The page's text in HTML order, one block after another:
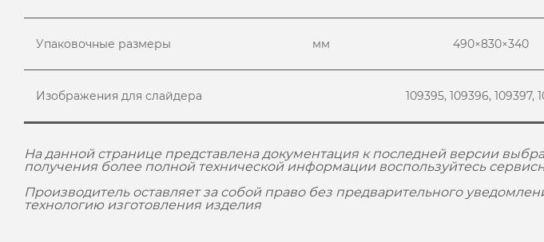
Упаковочные размеры мм 490×830×340
Изображения для слайдера 109395, 109396, 109397,
На данной странице представлена документация к последней версии
получения более полной технической информации воспользуйтесь
Производитель оставляет за собой право без предварительного
технологию изготовления изделия